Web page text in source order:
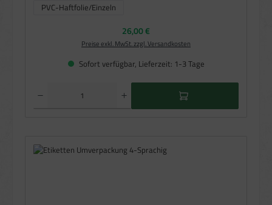
PVC-Haftfolie/Einzeln(Diese Option ist zurzeit nicht verfügbar.)
Regulärer Preis:
26,00 €
Preise exkl. MwSt. zzgl. Versandkosten
Sofort verfügbar, Lieferzeit: 1-3 Tage
Produkt Anzahl: Gib den gewünschten Wert ein oder benutze die Schaltflächen um die Anzahl zu